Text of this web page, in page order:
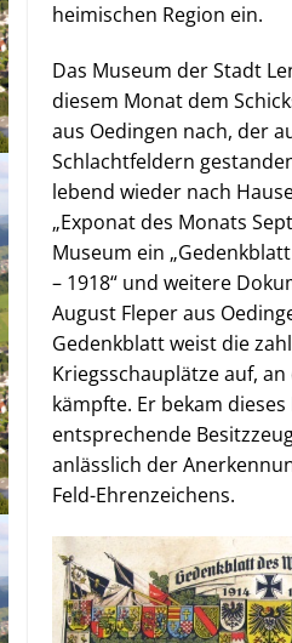
heimischen Region ein.
Das Museum der Stadt
diesem Monat dem
aus Oedingen nach, der
Schlachtfeldern
lebend wieder nach
„Exponat des Monats
Museum ein
– 1918“ und weitere
August Fleper aus
Gedenkblatt weist die
Kriegsschauplätze auf,
kämpfte. Er bekam
entsprechende
anlässlich der
Feld-Ehrenzeichens.